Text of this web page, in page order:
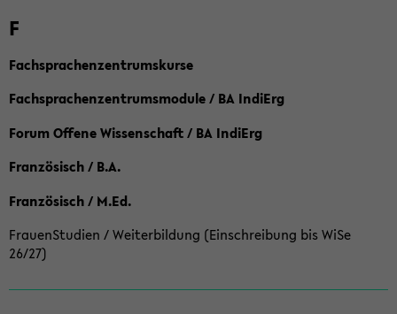
F
Fachsprachenzentrumskurse
Fachsprachenzentrumsmodule / BA IndiErg
Forum Offene Wissenschaft / BA IndiErg
Französisch / B.A.
Französisch / M.Ed.
FrauenStudien / Weiterbildung (Einschreibung bis WiSe
26/27)